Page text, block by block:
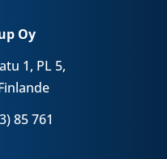
Oy
1, PL 5,
85 761